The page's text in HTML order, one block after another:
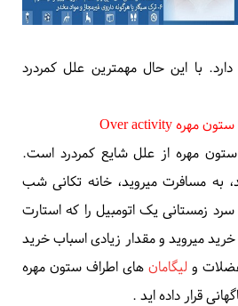
با این حال مهمترین علل کمردرد
Over activity
ستون مهره از علل شایع کمردرد است.
به مسافرت میروید، خانه تکانی شب
زمستانی یک اتومبیل را که استارت
میروید و مقدار زیادی اسباب خرید
و لیگامان های اطراف ستون مهره
قرار داده اید .